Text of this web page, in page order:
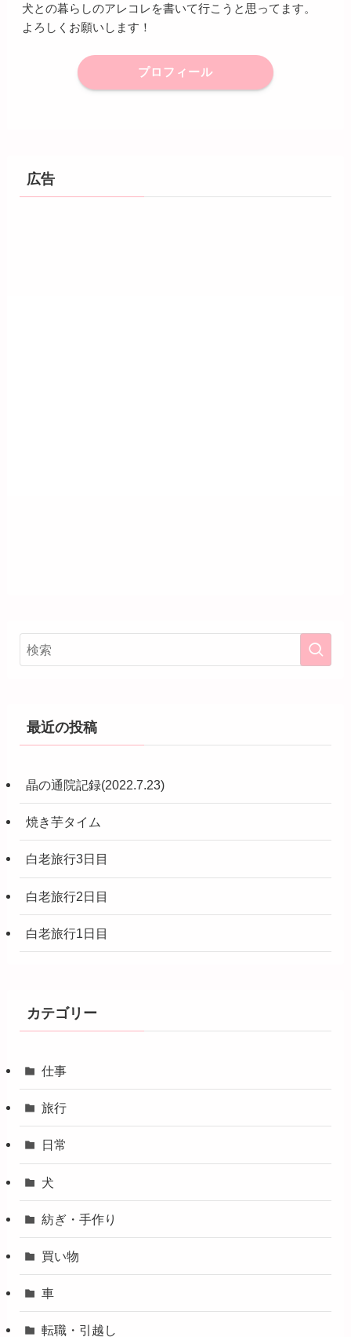
犬との暮らしのアレコレを書いて行こうと思ってます。
よろしくお願いします！
プロフィール
広告
最近の投稿
晶の通院記録(2022.7.23)
焼き芋タイム
白老旅行3日目
白老旅行2日目
白老旅行1日目
カテゴリー
仕事
旅行
日常
犬
紡ぎ・手作り
買い物
車
転職・引越し